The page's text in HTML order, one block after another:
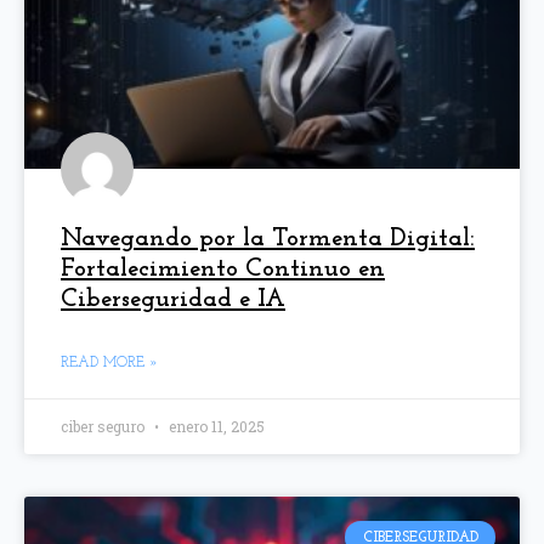
Navegando por la Tormenta Digital:
Fortalecimiento Continuo en
Ciberseguridad e IA
READ MORE »
ciber seguro enero 11, 2025
CIBERSEGURIDAD